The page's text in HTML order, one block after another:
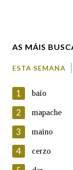
En cumprimento
Protección de
Galega informa a
electrónico, así
AS MÁIS
ESTA SEMANA
1 baio
2 mapache
3 maino
4 cerzo